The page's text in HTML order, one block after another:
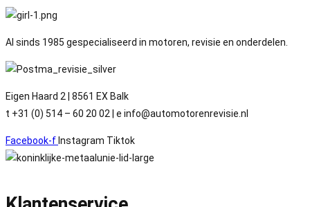
Al sinds 1985 gespecialiseerd in motoren, revisie en onderdelen.
Eigen Haard 2 | 8561 EX Balk
t +31 (0) 514 – 60 20 02 | e info@automotorenrevisie.nl
Facebook-f Instagram Tiktok